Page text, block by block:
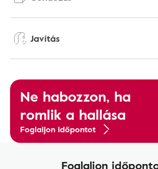
Javítás
Ne habozzon, ha
romlik a hallása
Foglaljon időpontot
Foglaljon